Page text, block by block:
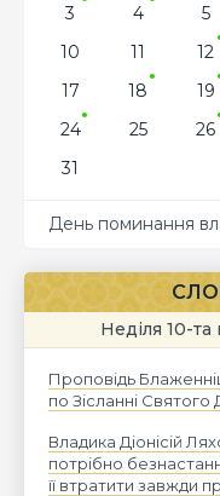
3
4 5
10
11 12
17
18 19
24
25 26
31
День поминання
Неділя 10-та
Проповідь
по Зісланні Святого
Владика Діонісій
потрібно
її втратити завжди